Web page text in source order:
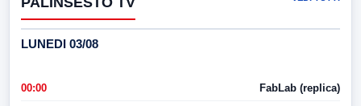
LUNEDI 03/08
00:00 FabLab (replica)